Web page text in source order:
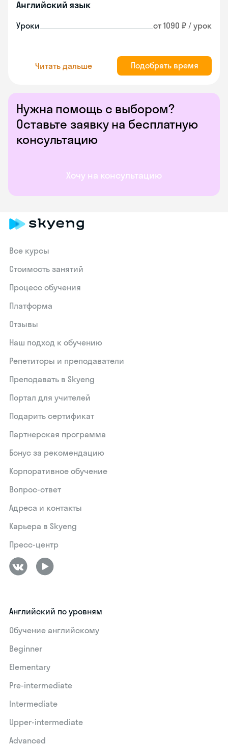
Нужна помощь с выбором?
Оставьте заявку на бесплатную
консультацию
Хочу на консультацию
Английский язык
Уроки от 1090 ₽ / урок
Читать дальше Подобрать время
Все курсы
Стоимость занятий
Процесс обучения
Платформа
Отзывы
Наш подход к обучению
Репетиторы и преподаватели
Преподавать в Skyeng
Портал для учителей
Подарить сертификат
Партнерская программа
Бонус за рекомендацию
Корпоративное обучение
Вопрос-ответ
Адреса и контакты
Карьера в Skyeng
Пресс-центр
Английский по уровням
Обучение английскому
Beginner
Elementary
Pre-intermediate
Intermediate
Upper-intermediate
Advanced